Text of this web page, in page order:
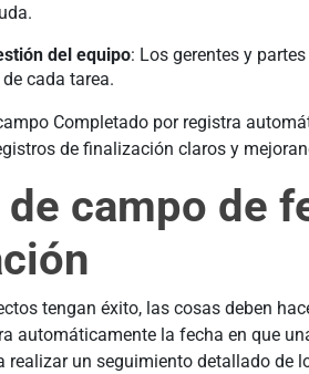
del equipo: Los gerentes y
cada tarea.
campo de
tengan éxito, las cosas deben
automáticamente la fecha en que
realizar un seguimiento detallado de